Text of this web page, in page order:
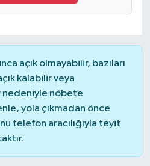
açık olmayabilir, bazıları
kalabilir veya
nedeniyle nöbete
yola çıkmadan önce
telefon aracılığıyla teyit